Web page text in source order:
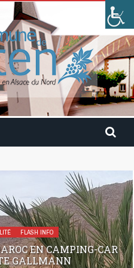
Maroc en camping-car avec
FLASH INFO
EN CAMPING-CAR
GALLMANN